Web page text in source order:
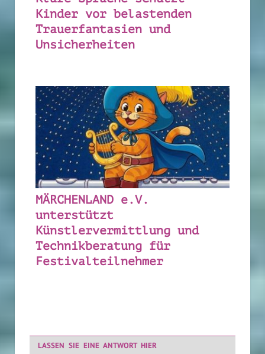
Kinder vor belastenden
Trauerfantasien und
Unsicherheiten
MÄRCHENLAND e.V.
unterstützt
Künstlervermittlung und
Technikberatung für
Festivalteilnehmer
LASSEN SIE EINE ANTWORT HIER